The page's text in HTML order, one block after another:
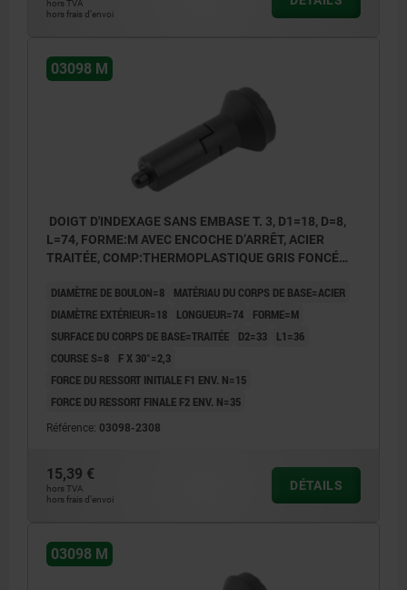
hors TVA
hors frais d’envoi
03098 M
DOIGT D'INDEXAGE SANS EMBASE T. 3, D1=18, D=8,
L=74, FORME:M AVEC ENCOCHE D’ARRÊT, ACIER
TRAITÉE, COMP:THERMOPLASTIQUE GRIS FONCÉ
DIAMÈTRE DE BOULON=8
MATÉRIAU DU CORPS DE BASE=ACIER
DIAMÈTRE EXTÉRIEUR=18
LONGUEUR=74
FORME=M
SURFACE DU CORPS DE BASE=TRAITÉE
D2=33
L1=36
COURSE S=8
F X 30°=2,3
FORCE DU RESSORT INITIALE F1 ENV. N=15
FORCE DU RESSORT FINALE F2 ENV. N=35
Référence: 03098-2308
15,39 €
hors TVA
hors frais d’envoi
DÉTAILS
03098 M